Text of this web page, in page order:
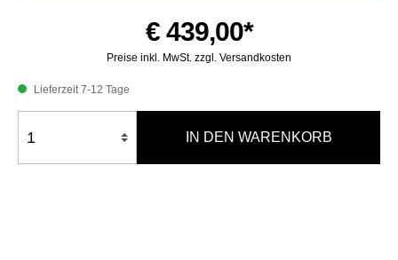
€ 439,00*
Preise inkl. MwSt. zzgl. Versandkosten
Lieferzeit 7-12 Tage
IN DEN WARENKORB